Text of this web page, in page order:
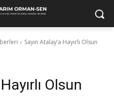
Sayın Atalay’a Hayırlı Olsun
Olsun